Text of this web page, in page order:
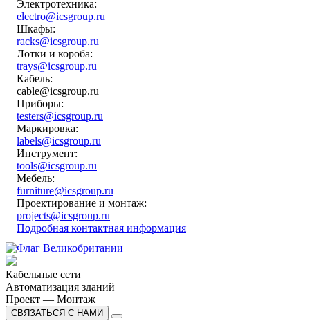
Электротехника:
electro@icsgroup.ru
Шкафы:
racks@icsgroup.ru
Лотки и короба:
trays@icsgroup.ru
Кабель:
cable@icsgroup.ru
Приборы:
testers@icsgroup.ru
Маркировка:
labels@icsgroup.ru
Инструмент:
tools@icsgroup.ru
Мебель:
furniture@icsgroup.ru
Проектирование и монтаж:
projects@icsgroup.ru
Подробная контактная информация
Кабельные сети
Автоматизация зданий
Проект — Монтаж
СВЯЗАТЬСЯ С НАМИ